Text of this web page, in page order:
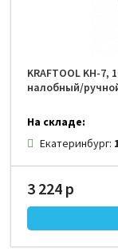
KRAFTOOL KH-
налобный/
На складе:
Екатеринбург:
3 224 р